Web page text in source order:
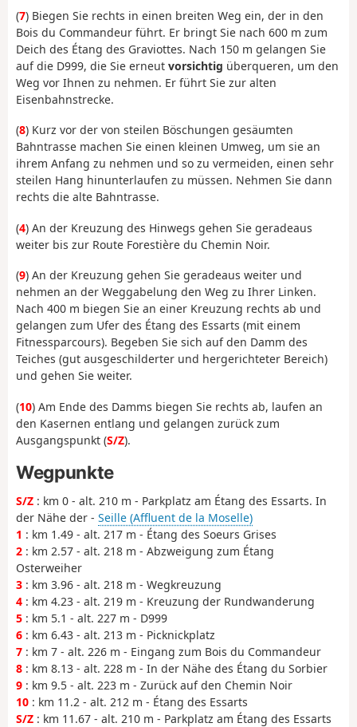
(7) Biegen Sie rechts in einen breiten Weg ein, der in den
Bois du Commandeur führt. Er bringt Sie nach 600 m zum
Deich des Étang des Graviottes. Nach 150 m gelangen Sie
auf die D999, die Sie erneut vorsichtig überqueren, um den
Weg vor Ihnen zu nehmen. Er führt Sie zur alten
Eisenbahnstrecke.
(8) Kurz vor der von steilen Böschungen gesäumten
Bahntrasse machen Sie einen kleinen Umweg, um sie an
ihrem Anfang zu nehmen und so zu vermeiden, einen sehr
steilen Hang hinunterlaufen zu müssen. Nehmen Sie dann
rechts die alte Bahntrasse.
(4) An der Kreuzung des Hinwegs gehen Sie geradeaus
weiter bis zur Route Forestière du Chemin Noir.
(9) An der Kreuzung gehen Sie geradeaus weiter und
nehmen an der Weggabelung den Weg zu Ihrer Linken.
Nach 400 m biegen Sie an einer Kreuzung rechts ab und
gelangen zum Ufer des Étang des Essarts (mit einem
Fitnessparcours). Begeben Sie sich auf den Damm des
Teiches (gut ausgeschilderter und hergerichteter Bereich)
und gehen Sie weiter.
(10) Am Ende des Damms biegen Sie rechts ab, laufen an
den Kasernen entlang und gelangen zurück zum
Ausgangspunkt (S/Z).
Wegpunkte
S/Z : km 0 - alt. 210 m - Parkplatz am Étang des Essarts. In
der Nähe der - Seille (Affluent de la Moselle)
1 : km 1.49 - alt. 217 m - Étang des Soeurs Grises
2 : km 2.57 - alt. 218 m - Abzweigung zum Étang
Osterweiher
3 : km 3.96 - alt. 218 m - Wegkreuzung
4 : km 4.23 - alt. 219 m - Kreuzung der Rundwanderung
5 : km 5.1 - alt. 227 m - D999
6 : km 6.43 - alt. 213 m - Picknickplatz
7 : km 7 - alt. 226 m - Eingang zum Bois du Commandeur
8 : km 8.13 - alt. 228 m - In der Nähe des Étang du Sorbier
9 : km 9.5 - alt. 223 m - Zurück auf den Chemin Noir
10 : km 11.2 - alt. 212 m - Étang des Essarts
S/Z : km 11.67 - alt. 210 m - Parkplatz am Étang des Essarts